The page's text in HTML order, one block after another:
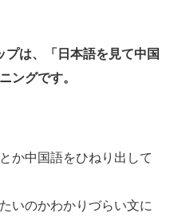
は、「日本語を見て中国
ングです。
か中国語をひねり出して
いのかわかりづらい文に